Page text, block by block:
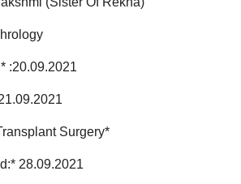
:20.09.2021
Surgery*
28.09.2021